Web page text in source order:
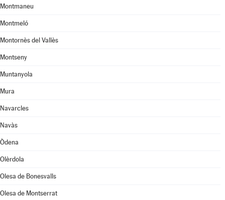
Montmaneu
Montmeló
Montornès del Vallès
Montseny
Muntanyola
Mura
Navarcles
Navàs
Òdena
Olèrdola
Olesa de Bonesvalls
Olesa de Montserrat